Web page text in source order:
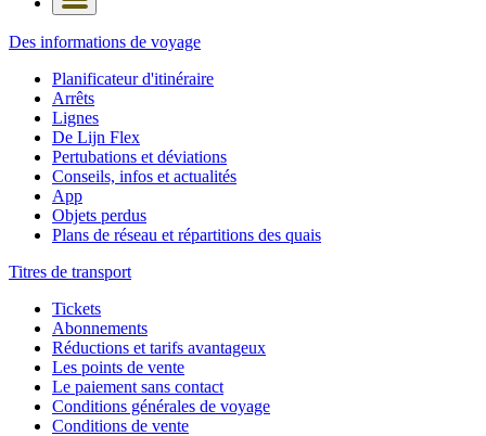
Des informations de voyage
Planificateur d'itinéraire
Arrêts
Lignes
De Lijn Flex
Pertubations et déviations
Conseils, infos et actualités
App
Objets perdus
Plans de réseau et répartitions des quais
Titres de transport
Tickets
Abonnements
Réductions et tarifs avantageux
Les points de vente
Le paiement sans contact
Conditions générales de voyage
Conditions de vente